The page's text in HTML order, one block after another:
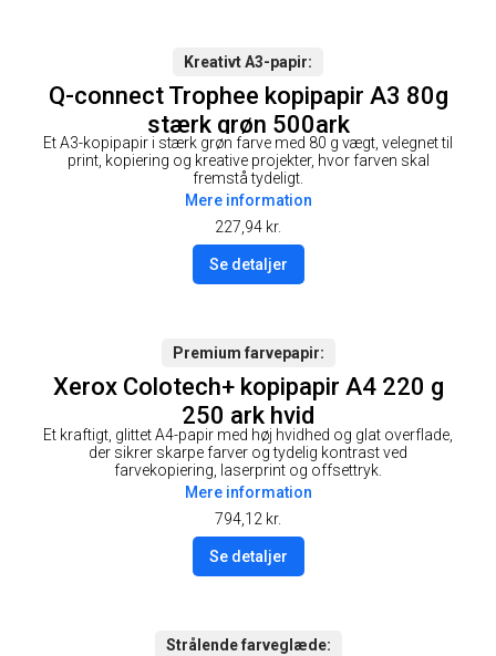
Kreativt A3-papir
Q-connect Trophee kopipapir A3 80g
stærk grøn 500ark
Et A3-kopipapir i stærk grøn farve med 80 g vægt, velegnet til
print, kopiering og kreative projekter, hvor farven skal
fremstå tydeligt.
227,94 kr.
Se detaljer
Mere information
Premium farvepapir
Xerox Colotech+ kopipapir A4 220 g
250 ark hvid
Et kraftigt, glittet A4-papir med høj hvidhed og glat overflade,
der sikrer skarpe farver og tydelig kontrast ved
farvekopiering, laserprint og offsettryk.
794,12 kr.
Se detaljer
Mere information
Strålende farveglæde